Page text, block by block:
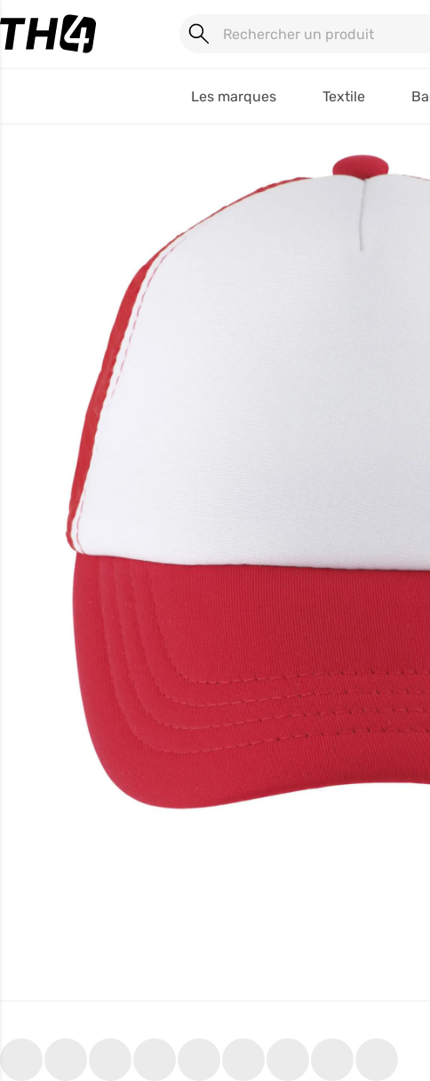
Les marques Textile